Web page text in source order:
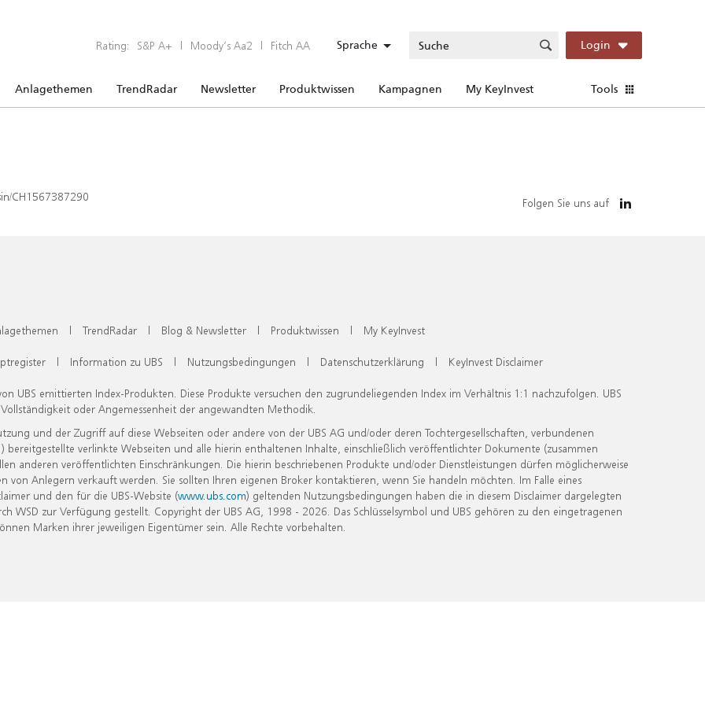
Rating: S&P A+ | Moody’s Aa2 | Fitch AA Sprache Login
Anlagethemen TrendRadar Newsletter Produktwissen Kampagnen My KeyInvest Tools
CH1567387290 Folgen Sie uns auf
| TrendRadar | Blog & Newsletter | Produktwissen | My KeyInvest
| Information zu UBS | Nutzungsbedingungen | Datenschutzerklärung | KeyInvest Disclaimer
UBS emittierten Index-Produkten. Diese Produkte versuchen den zugrundeliegenden Index im Verhältnis 1:1 nachzufolgen. UBS
oder Angemessenheit der angewandten Methodik.
und der Zugriff auf diese Webseiten oder andere von der UBS AG und/oder deren Tochtergesellschaften, verbundenen
verlinkte Webseiten und alle hierin enthaltenen Inhalte, einschließlich veröffentlichter Dokumente (zusammen
anderen veröffentlichten Einschränkungen. Die hierin beschriebenen Produkte und/oder Dienstleistungen dürfen möglicherweise
Anlegern verkauft werden. Sie sollten Ihren eigenen Broker kontaktieren, wenn Sie handeln möchten. Im Falle eines
und den für die UBS-Website (www.ubs.com) geltenden Nutzungsbedingungen haben die in diesem Disclaimer dargelegten
zur Verfügung gestellt. Copyright der UBS AG, 1998 - 2026. Das Schlüsselsymbol und UBS gehören zu den eingetragenen
Marken ihrer jeweiligen Eigentümer sein. Alle Rechte vorbehalten.